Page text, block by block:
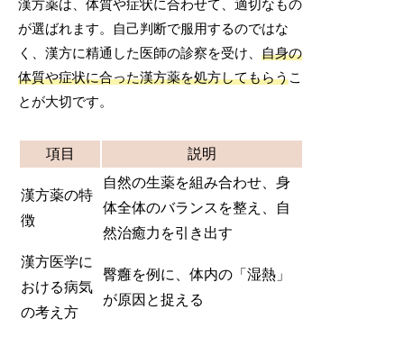
漢方薬は、体質や症状に合わせて、適切なもの
が選ばれます。自己判断で服用するのではな
く、漢方に精通した医師の診察を受け、自身の
体質や症状に合った漢方薬を処方してもらうこ
とが大切です。
項目 説明
漢方薬の特
徴
自然の生薬を組み合わせ、身
体全体のバランスを整え、自
然治癒力を引き出す
漢方医学に
おける病気
の考え方
臀癰を例に、体内の「湿熱」
が原因と捉える